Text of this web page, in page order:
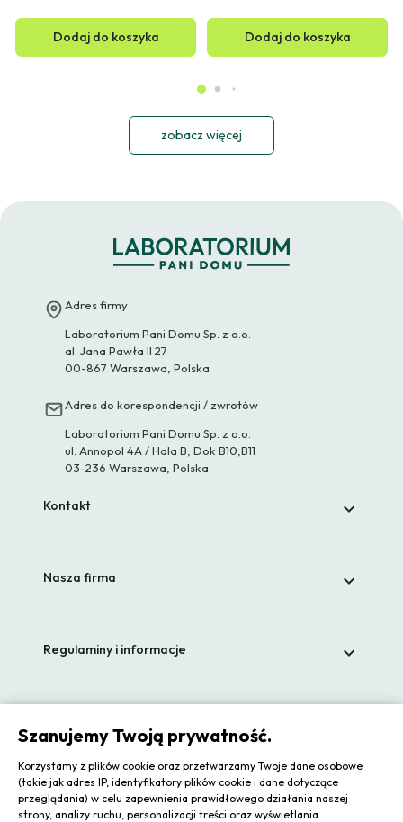
Dodaj do koszyka Dodaj do koszyka
zobacz więcej
Adres firmy
Laboratorium Pani Domu Sp. z o.o.
al. Jana Pawła II 27
00-867 Warszawa, Polska
Adres do korespondencji / zwrotów
Laboratorium Pani Domu Sp. z o.o.
ul. Annopol 4A / Hala B, Dok B10,B11
03-236 Warszawa, Polska
Kontakt 
Nasza firma 
Regulaminy i informacje 
Szanujemy Twoją prywatność.
Korzystamy z plików cookie oraz przetwarzamy Twoje dane osobowe
(takie jak adres IP, identyfikatory plików cookie i dane dotyczące
przeglądania) w celu zapewnienia prawidłowego działania naszej
strony, analizy ruchu, personalizacji treści oraz wyświetlania